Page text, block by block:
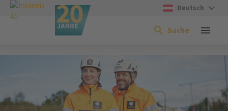
Deutsch
Suche